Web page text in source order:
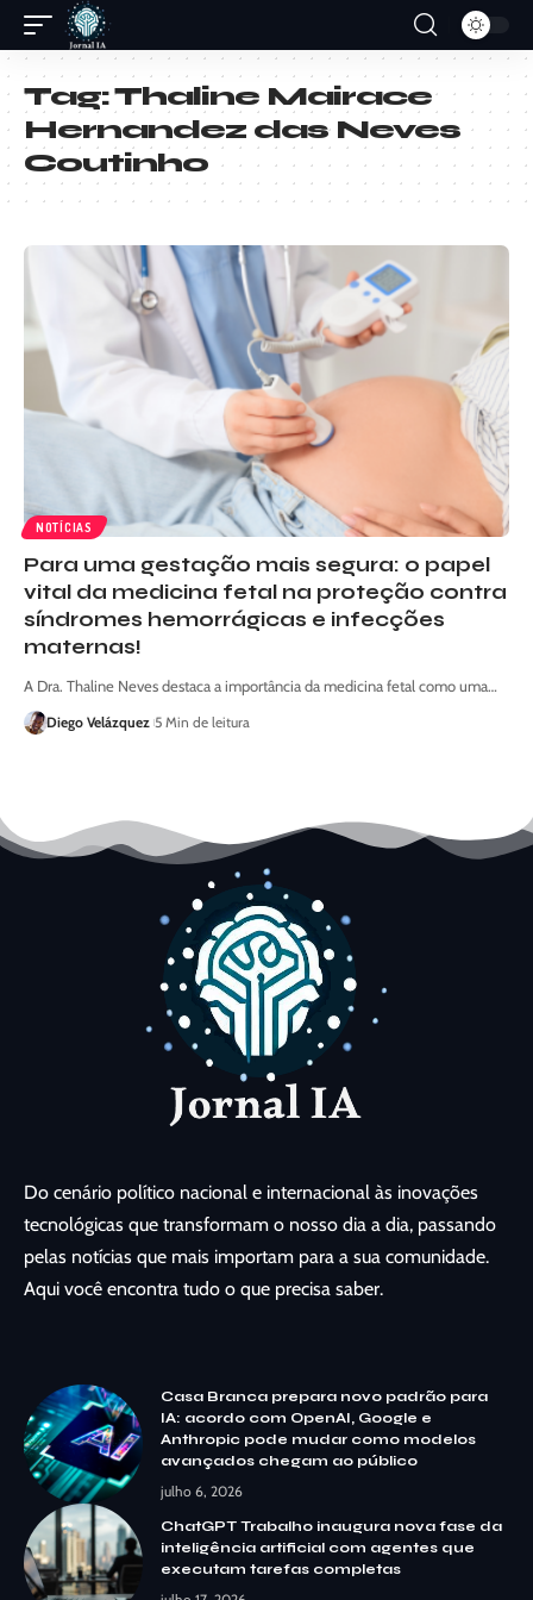
Tag:Thaline Mairace
Hernandez das Neves
Coutinho
NOTÍCIAS
Para uma gestação mais segura: o papel
vital da medicina fetal na proteção contra
síndromes hemorrágicas e infecções
maternas!
A Dra. Thaline Neves destaca a importância da medicina fetal como uma…
Diego Velázquez 5 Min de leitura
Do cenário político nacional e internacional às inovações
tecnológicas que transformam o nosso dia a dia, passando
pelas notícias que mais importam para a sua comunidade.
Aqui você encontra tudo o que precisa saber.
Casa Branca prepara novo padrão para
IA: acordo com OpenAI, Google e
Anthropic pode mudar como modelos
avançados chegam ao público
julho 6, 2026
ChatGPT Trabalho inaugura nova fase da
inteligência artificial com agentes que
executam tarefas completas